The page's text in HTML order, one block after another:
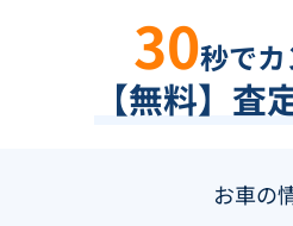
30秒でカ
【無料】査
お車の